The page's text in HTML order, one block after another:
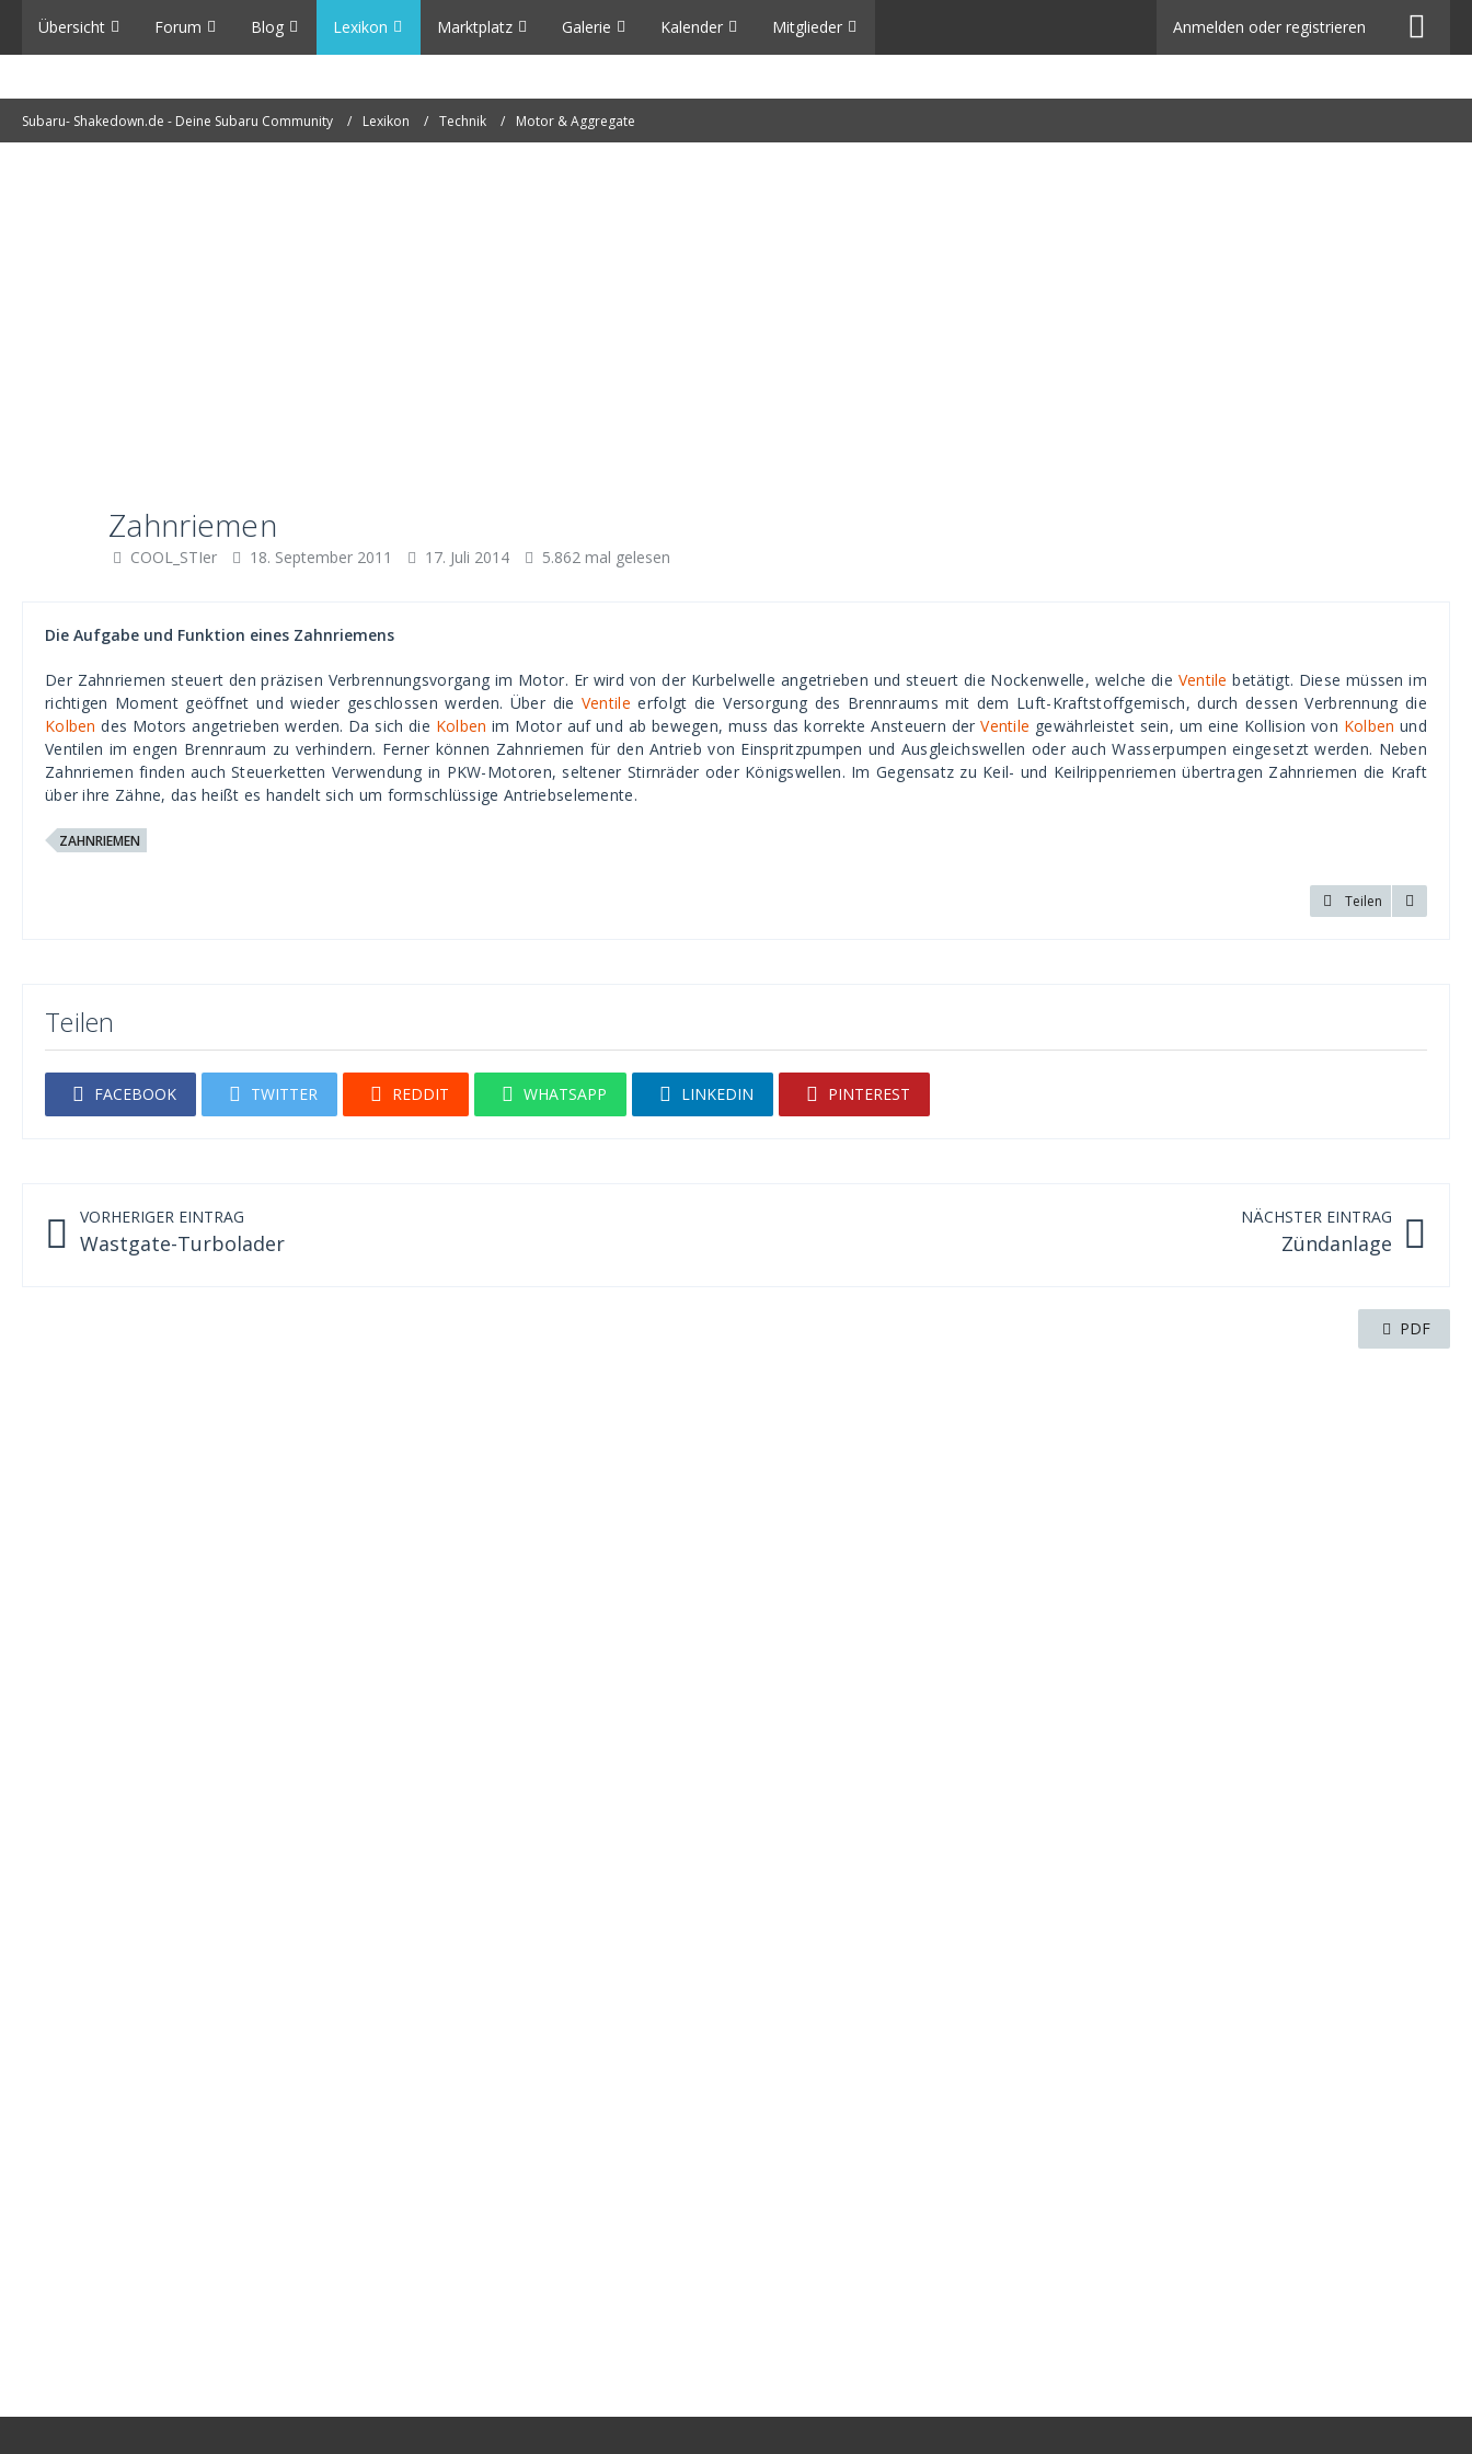
Übersicht Forum Blog Lexikon Marktplatz Galerie Kalender Mitglieder Anmelden oder registrieren
Subaru- Shakedown.de - Deine Subaru Community Lexikon Technik Motor & Aggregate
Zahnriemen
COOL_STIer 18. September 2011 17. Juli 2014 5.862 mal gelesen
Die Aufgabe und Funktion eines Zahnriemens
Der Zahnriemen steuert den präzisen Verbrennungsvorgang im Motor. Er wird von der Kurbelwelle angetrieben und steuert die Nockenwelle, welche die Ventile betätigt. Diese müssen im
richtigen Moment geöffnet und wieder geschlossen werden. Über die Ventile erfolgt die Versorgung des Brennraums mit dem Luft-Kraftstoffgemisch, durch dessen Verbrennung die
Kolben des Motors angetrieben werden. Da sich die Kolben im Motor auf und ab bewegen, muss das korrekte Ansteuern derVentile gewährleistet sein, um eine Kollision von Kolben und
Ventilen im engen Brennraum zu verhindern. Ferner können Zahnriemen für den Antrieb von Einspritzpumpen und Ausgleichswellen oder auch Wasserpumpen eingesetzt werden. Neben
Zahnriemen finden auch Steuerketten Verwendung in PKW-Motoren, seltener Stirnräder oder Königswellen. Im Gegensatz zu Keil- und Keilrippenriemen übertragen Zahnriemen die Kraft
über ihre Zähne, das heißt es handelt sich um formschlüssige Antriebselemente.
ZAHNRIEMEN
Teilen
Teilen
FACEBOOK TWITTER REDDIT WHATSAPP LINKEDIN PINTEREST
VORHERIGER EINTRAG
Wastgate-Turbolader
NÄCHSTER EINTRAG
Zündanlage
PDF